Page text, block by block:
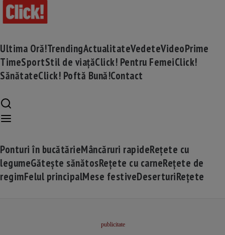
Ultima Oră!TrendingActualitateVedeteVideoPrime
TimeSportStil de viațăClick! Pentru FemeiClick!
SănătateClick! Poftă Bună!Contact
Ponturi în bucătărieMâncăruri rapideRețete cu
legumeGătește sănătosRețete cu carneRețete de
regimFelul principalMese festiveDeserturiRețete